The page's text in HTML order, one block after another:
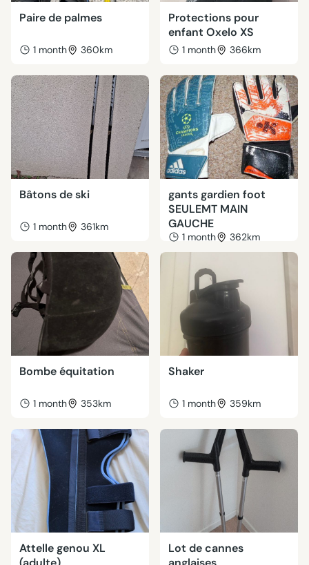
Paire de palmes
1 month 360km
Protections pour
enfant Oxelo XS
1 month 366km
Bâtons de ski
1 month 361km
gants gardien foot
SEULEMT MAIN
GAUCHE
1 month 362km
Bombe équitation
1 month 353km
Shaker
1 month 359km
Attelle genou XL
Lot de cannes